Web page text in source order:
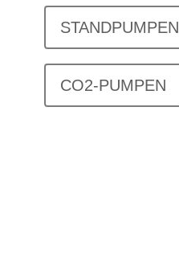
STANDPUMPEN
CO2-PUMPEN